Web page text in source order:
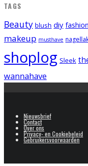
TAGS
Beauty blush diy fashion
makeup musthave
shoplog Sleek
wannahave
Nieuwsbrief
Contact
Over ons
Privacy- en Cookiebeleid
Gebruikersvoorwaarden